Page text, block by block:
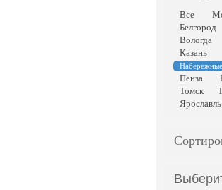
Все
Белгород
Вологда
Казань
Пенза
Томск
Ярославль